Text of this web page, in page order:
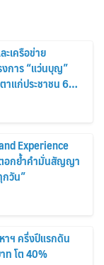
เครือข่าย
การ “แว่นบุญ”
แก่ประชาชน 600
เห็นสู่ชุมชนไทย
Experience
อกย้ำคำมั่นสัญญา
วัน”
าฯ ครึ่งปีแรกดัน
ท โต 40%